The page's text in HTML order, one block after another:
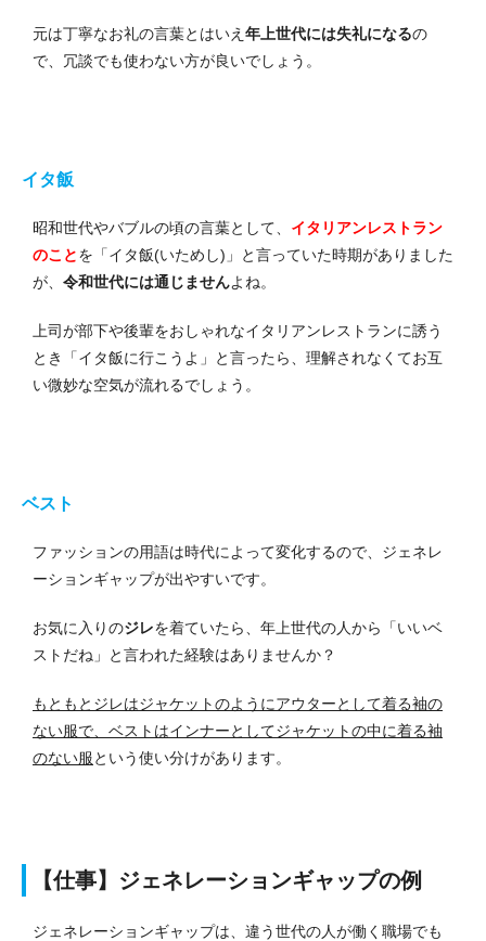
元は丁寧なお礼の言葉とはいえ 年上世代には失礼になるの
で、冗談でも使わない方が良いでしょう。
イタ飯
昭和世代やバブルの頃の言葉として、 イタリアンレストラン
のことを「イタ飯(いためし)」と言っていた時期がありました
が、 令和世代には通じませんよね。
上司が部下や後輩をおしゃれなイタリアンレストランに誘う
とき「イタ飯に行こうよ」と言ったら、理解されなくてお互
い微妙な空気が流れるでしょう。
ベスト
ファッションの用語は時代によって変化するので、ジェネレ
ーションギャップが出やすいです。
お気に入りのジレを着ていたら、年上世代の人から「いいベ
ストだね」と言われた経験はありませんか？
もともとジレはジャケットのようにアウターとして着る袖の
ない服で、ベストはインナーとしてジャケットの中に着る袖
のない服という使い分けがあります。
【仕事】ジェネレーションギャップの例
ジェネレーションギャップは、違う世代の人が働く職場でも